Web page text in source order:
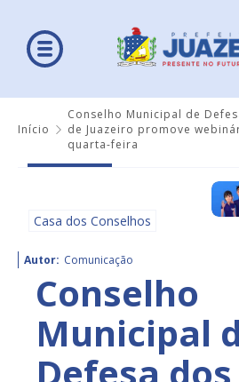
Início
Conselho Municipal de
de Juazeiro promove
quarta-feira
Casa dos Conselhos
Autor: Comunicação
Conselho
Municipal